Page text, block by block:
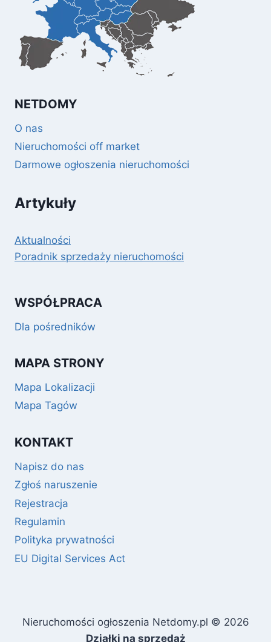
NETDOMY
O nas
Nieruchomości off market
Darmowe ogłoszenia nieruchomości
Artykuły
Aktualności
Poradnik sprzedaży nieruchomości
WSPÓŁPRACA
Dla pośredników
MAPA STRONY
Mapa Lokalizacji
Mapa Tagów
KONTAKT
Napisz do nas
Zgłoś naruszenie
Rejestracja
Regulamin
Polityka prywatności
EU Digital Services Act
Nieruchomości ogłoszenia Netdomy.pl © 2026
Działki na sprzedaż